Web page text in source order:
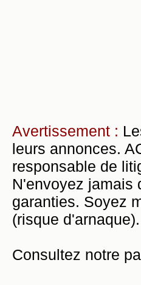
Avertissement :
leurs annonces.
responsable de
N'envoyez jamais
garanties. Soyez
(risque d'arnaque).
Consultez notre